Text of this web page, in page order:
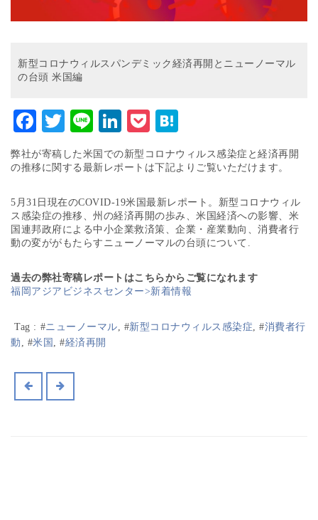
新型コロナウィルスパンデミック経済再開とニューノーマル
の台頭 米国編
Facebook
Twitter
LineLinkedIn
Pocket
弊社が寄稿した米国での新型コロナウィルス感染症と経済再開
の推移に関する最新レポートは下記よりご覧いただけます。
5月31日現在のCOVID-19米国最新レポート。新型コロナウィル
ス感染症の推移、州の経済再開の歩み、米国経済への影響、米
国連邦政府による中小企業救済策、企業・産業動向、消費者行
動の変ががもたらすニューノーマルの台頭について.
過去の弊社寄稿レポートはこちらからご覧になれます
福岡アジアビジネスセンター>新着情報
Tag : #ニューノーマル , #新型コロナウィルス感染症 , #消費者行
動 , #米国 , #経済再開